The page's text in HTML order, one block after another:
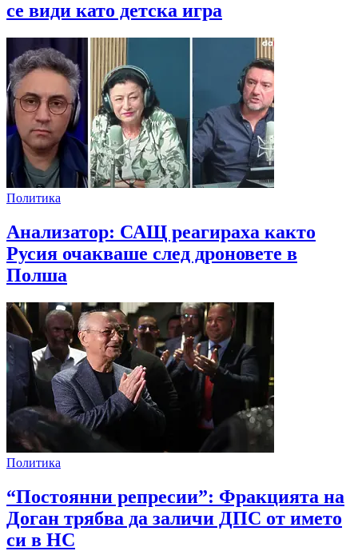
се види като детска игра
Политика
Анализатор: САЩ реагираха както
Русия очакваше след дроновете в
Полша
Политика
“Постоянни репресии”: Фракцията на
Доган трябва да заличи ДПС от името
си в НС